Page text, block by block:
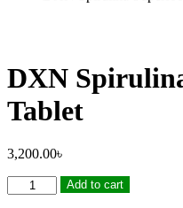
DXN
Tablet
3,200.00৳
DXN
Spirulina
Add to cart